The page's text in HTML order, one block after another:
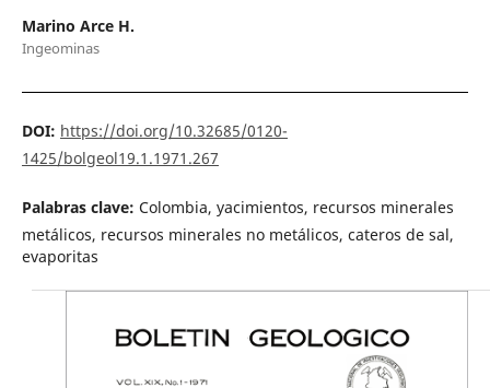
Marino Arce H.
Ingeominas
DOI: https://doi.org/10.32685/0120-
1425/bolgeol19.1.1971.267
Palabras clave: Colombia, yacimientos, recursos minerales
metálicos, recursos minerales no metálicos, cateros de sal,
evaporitas